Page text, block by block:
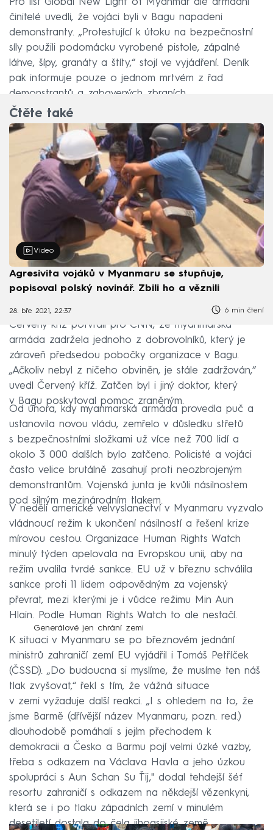
činitelé uvedli, že vojáci byli v Bagu napadeni
demonstranty. „Protestující k útoku na bezpečnostní
síly použili podomácku vyrobené pistole, zápalné
láhve, šípy, granáty a štíty,“ stojí ve vyjádření. Deník
pak informuje pouze o jednom mrtvém z řad
demonstrantů a zabavených zbraních.
Čtěte také
Video
Agresivita vojáků v Myanmaru se stupňuje,
popisoval polský novinář. Zbili ho a věznili
28. bře 2021, 22:37 6 min čtení
Červený kříž potvrdil pro CNN, že myanmarská
armáda zadržela jednoho z dobrovolníků, který je
zároveň předsedou pobočky organizace v Bagu.
„Ačkoliv nebyl z ničeho obviněn, je stále zadržován,“
uvedl Červený kříž. Zatčen byl i jiný doktor, který
v Bagu poskytoval pomoc zraněným.
Od února, kdy myanmarská armáda provedla puč a
ustanovila novou vládu, zemřelo v důsledku střetů
s bezpečnostními složkami už více než 700 lidí a
okolo 3 000 dalších bylo zatčeno. Policisté a vojáci
často velice brutálně zasahují proti neozbrojeným
demonstrantům. Vojenská junta je kvůli násilnostem
pod silným mezinárodním tlakem.
V neděli americké velvyslanectví v Myanmaru vyzvalo
vládnoucí režim k ukončení násilností a řešení krize
mírovou cestou. Organizace Human Rights Watch
minulý týden apelovala na Evropskou unii, aby na
režim uvalila tvrdé sankce. EU už v březnu schválila
sankce proti 11 lidem odpovědným za vojenský
převrat, mezi kterými je i vůdce režimu Min Aun
Hlain. Podle Human Rights Watch to ale nestačí.
Generálové jen chrání zemi
K situaci v Myanmaru se po březnovém jednání
ministrů zahraničí zemí EU vyjádřil i Tomáš Petříček
(ČSSD). „Do budoucna si myslíme, že musíme ten náš
tlak zvyšovat,“ řekl s tím, že vážná situace
v zemi vyžaduje další reakci. „I s ohledem na to, že
jsme Barmě (dřívější název Myanmaru, pozn. red.)
dlouhodobě pomáhali s jejím přechodem k
demokracii a Česko a Barmu pojí velmi úzké vazby,
třeba s odkazem na Václava Havla a jeho úzkou
spolupráci s Aun Schan Su Ťij," dodal tehdejší šéf
resortu zahraničí s odkazem na někdejší vězenkyni,
která se i po tlaku západních zemí v minulém
desetiletí dostala do čela jihoasijské země.